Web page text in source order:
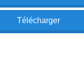
Télécharger